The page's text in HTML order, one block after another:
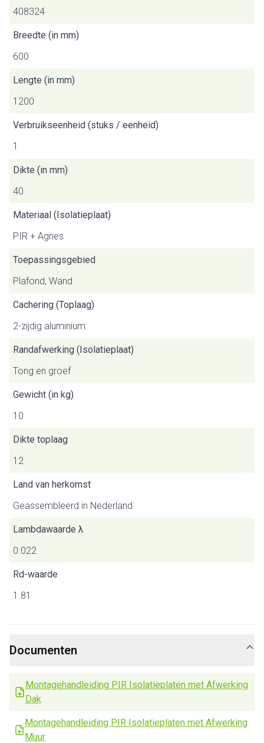
408324
Breedte (in mm)
600
Lengte (in mm)
1200
Verbruikseenheid (stuks / eenheid)
1
Dikte (in mm)
40
Materiaal (Isolatieplaat)
PIR + Agnes
Toepassingsgebied
Plafond, Wand
Cachering (Toplaag)
2-zijdig aluminium
Randafwerking (Isolatieplaat)
Tong en groef
Gewicht (in kg)
10
Dikte toplaag
12
Land van herkomst
Geassembleerd in Nederland
Lambdawaarde λ
0.022
Rd-waarde
1.81
Documenten
Montagehandleiding PIR Isolatieplaten met Afwerking
Dak
Montagehandleiding PIR Isolatieplaten met Afwerking
Muur